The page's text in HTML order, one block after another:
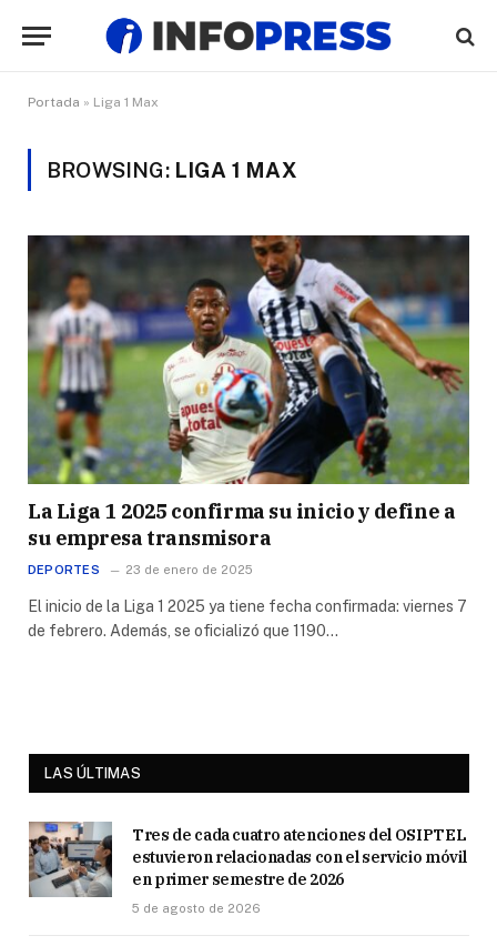
Portada » Liga 1 Max
BROWSING: LIGA 1 MAX
La Liga 1 2025 confirma su inicio y define a
su empresa transmisora
DEPORTES 23 de enero de 2025
El inicio de la Liga 1 2025 ya tiene fecha confirmada: viernes 7
de febrero. Además, se oficializó que 1190…
LAS ÚLTIMAS
Tres de cada cuatro atenciones del OSIPTEL
estuvieron relacionadas con el servicio móvil
en primer semestre de 2026
5 de agosto de 2026